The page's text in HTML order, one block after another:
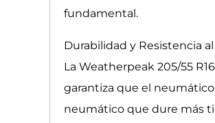
fundamental.
Durabilidad y Resistencia
La Weatherpeak 205/55
garantiza que el
neumático que dure más